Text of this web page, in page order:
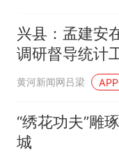
兴县：孟建安
调研督导统计
黄河新闻网吕梁
“绣花功夫”雕
城